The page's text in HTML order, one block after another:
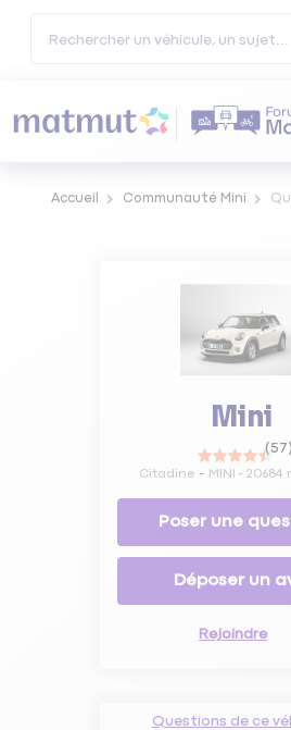
Accueil Communauté Mini
Mini
(57)
Citadine MINI - 20684
Poser une
Déposer un
Rejoindre
Questions de ce